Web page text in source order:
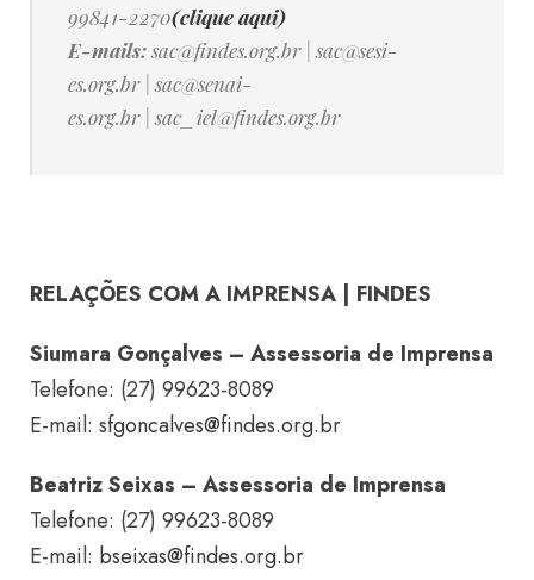
99841-2270(clique aqui)
E-mails:sac@findes.org.br|sac@sesi-
es.org.br|sac@senai-
es.org.br|sac_iel@findes.org.br
RELAÇÕES COM A IMPRENSA | FINDES
Siumara Gonçalves – Assessoria de Imprensa
Telefone: (27) 99623-8089
E-mail: sfgoncalves@findes.org.br
Beatriz Seixas – Assessoria de Imprensa
Telefone: (27) 99623-8089
E-mail: bseixas@findes.org.br